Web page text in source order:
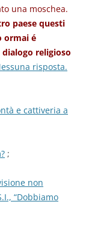
una moschea.
paese questi
ormai é
religioso
risposta.
e cattiveria a
;
non
“Dobbiamo